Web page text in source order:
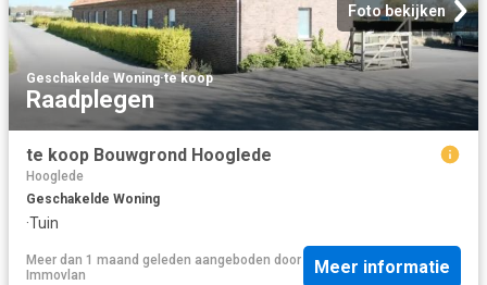
Foto bekijken
Geschakelde Woning·te koop
Raadplegen
te koop Bouwgrond Hooglede
Hooglede
Geschakelde Woning
·Tuin
Meer dan 1 maand geleden aangeboden door
Immovlan
Meer informatie